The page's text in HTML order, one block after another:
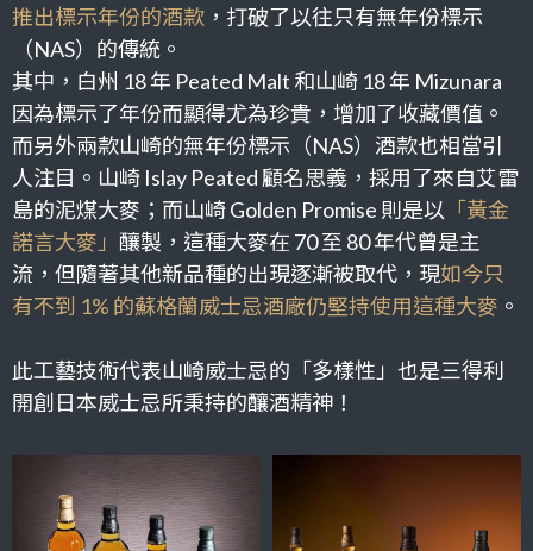
推出標示年份的酒款 ，打破了以往只有無年份標示
（NAS）的傳統。
其中，白州 18 年 Peated Malt 和山崎 18 年 Mizunara
因為標示了年份而顯得尤為珍貴，增加了收藏價值。
而另外兩款山崎的無年份標示（NAS）酒款也相當引
人注目。山崎 Islay Peated 顧名思義，採用了來自艾雷
島的泥煤大麥；而山崎 Golden Promise 則是以 「黃金
諾言大麥」 釀製，這種大麥在 70 至 80 年代曾是主
流，但隨著其他新品種的出現逐漸被取代，現如今只
有不到 1% 的蘇格蘭威士忌酒廠仍堅持使用這種大麥 。
此工藝技術代表山崎威士忌的「多樣性」也是三得利
開創日本威士忌所秉持的釀酒精神！